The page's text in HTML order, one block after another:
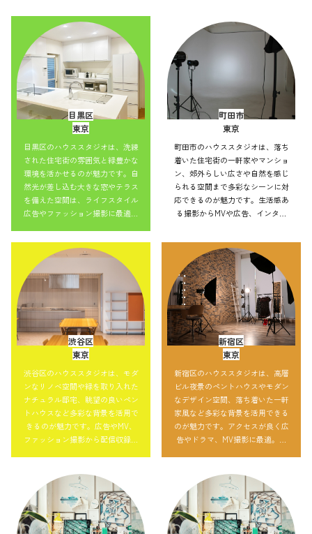
セス良好で効率的にバリエーショ
ン豊かな撮影を実現できます。
良好で効率的にバリエーション豊
かな撮影を実現できます。
目黒区
東京
目黒区のハウススタジオは、洗練
された住宅街の雰囲気と緑豊かな
環境を活かせるのが魅力です。自
然光が差し込む大きな窓やテラス
を備えた空間は、ライフスタイル
広告やファッション撮影に最適。
広い作品づくりに対応可能です。
町田市
東京
町田市のハウススタジオは、落ち
着いた住宅街の一軒家やマンショ
ン、郊外らしい広さや自然を感じ
られる空間まで多彩なシーンに対
応できるのが魅力です。生活感あ
る撮影からMVや広告、インタビ
アクセス良好で効率的にバリエー
ション豊かな撮影を実現できま
す。
渋谷区
東京
渋谷区のハウススタジオは、モダ
ンなリノベ空間や緑を取り入れた
ナチュラル邸宅、眺望の良いペン
トハウスなど多彩な背景を活用で
きるのが魅力です。広告やMV、
ファッション撮影から配信収録ま
ス性の良さも強みです。
新宿区
東京
新宿区のハウススタジオは、高層
ビル夜景のペントハウスやモダン
なデザイン空間、落ち着いた一軒
家風など多彩な背景を活用できる
のが魅力です。アクセスが良く広
告やドラマ、MV撮影に最適。自
模撮影にも対応できます。